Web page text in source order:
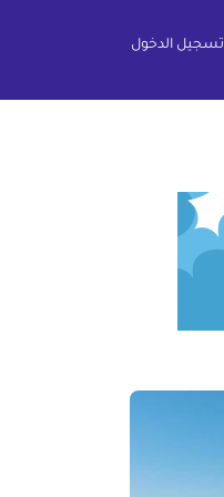
تسجيل الدخول